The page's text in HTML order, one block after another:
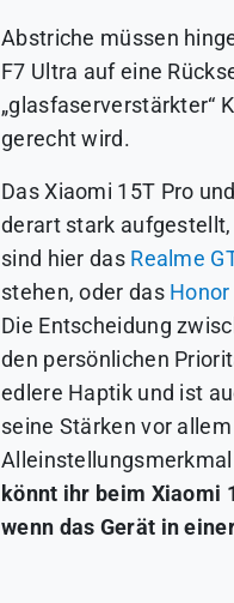
Abstriche müssen
F7 Ultra auf eine
„glasfaserverstärkter“
gerecht wird.
Das Xiaomi 15T Pro und
derart stark
sind hier das Realme
stehen, oder das
Die Entscheidung
den persönlichen
edlere Haptik und ist
seine Stärken vor
könnt ihr beim Xiaomi
wenn das Gerät in